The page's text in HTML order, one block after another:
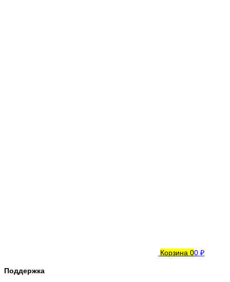
Корзина 00 ₽
Поддержка